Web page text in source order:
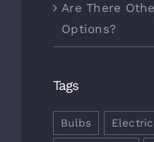
Are There
Options?
Tags
Bulbs